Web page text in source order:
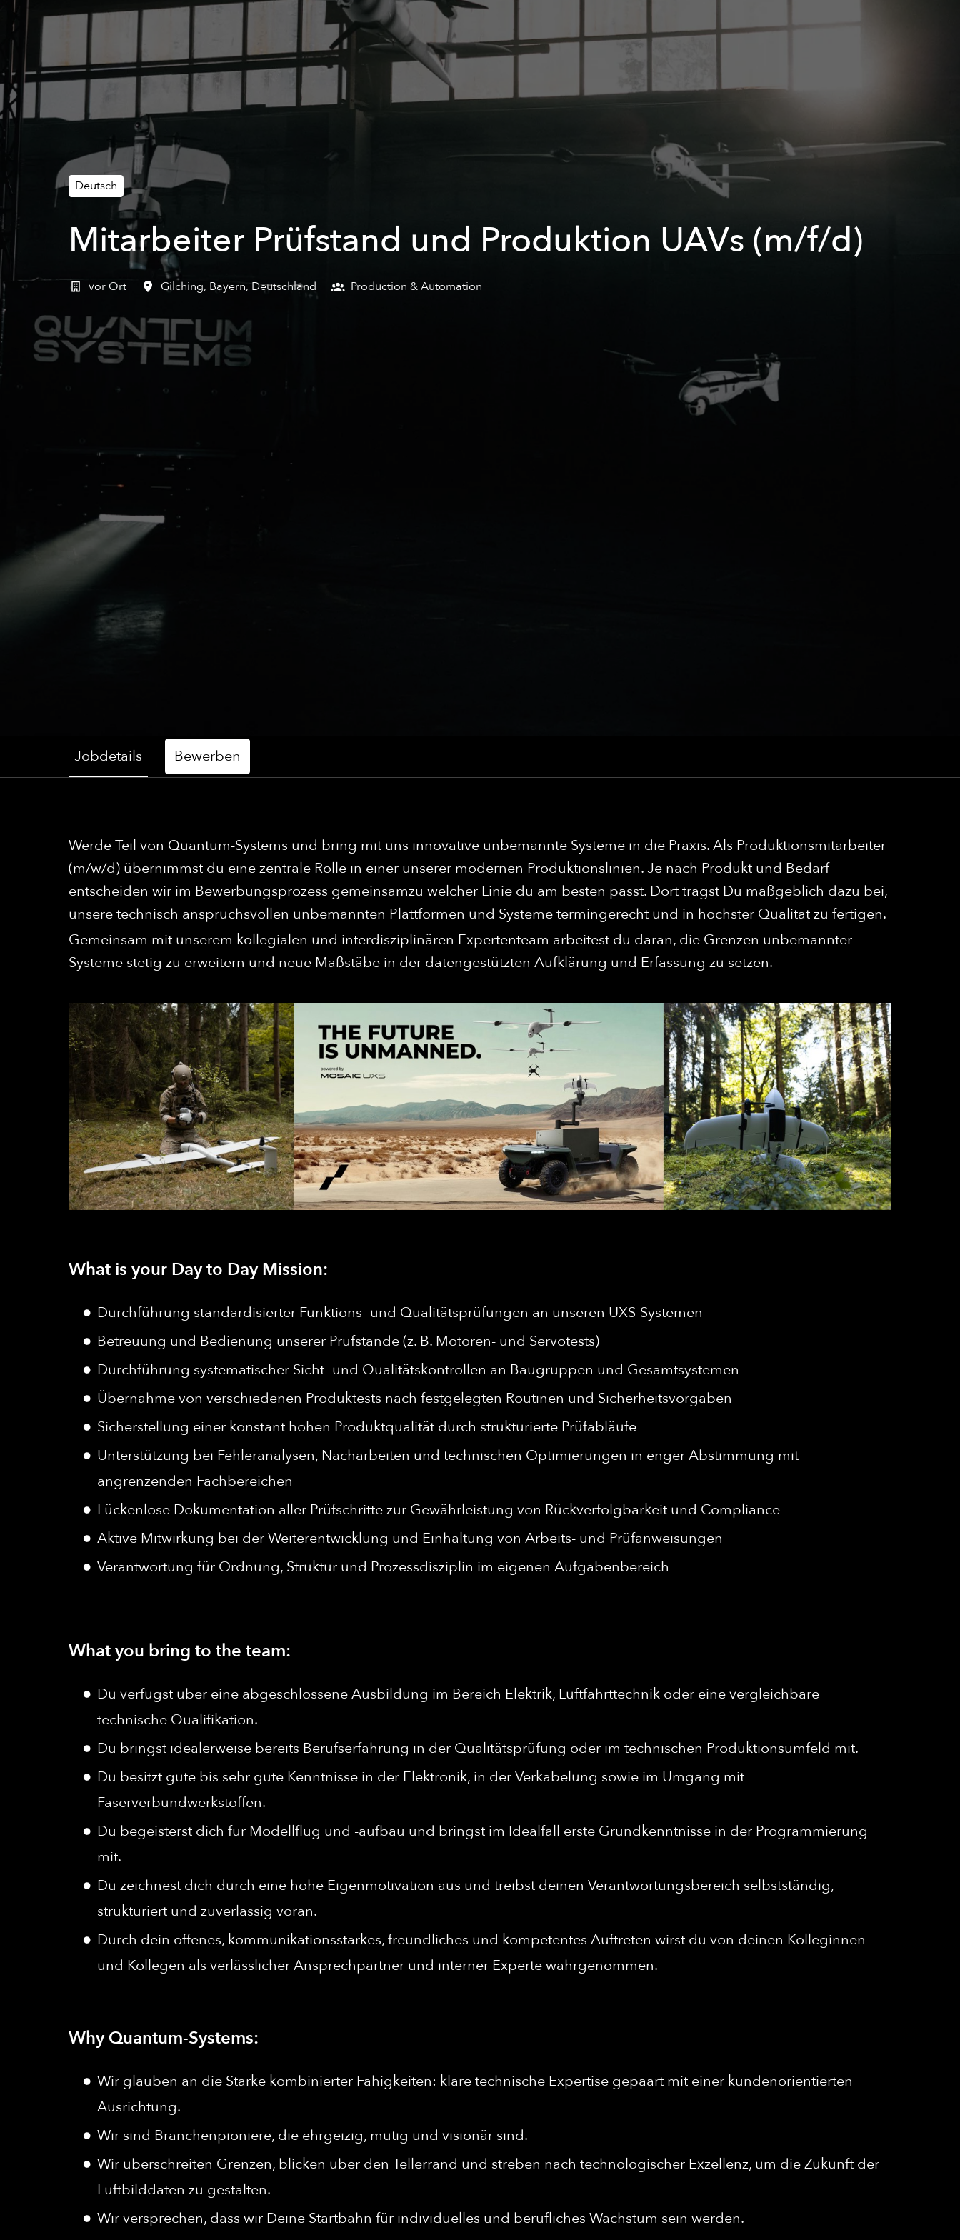
Deutsch
Mitarbeiter Prüfstand und Produktion UAVs (m/f/d)
vor Ort Gilching, Bayern, Deutschland Production & Automation
Jobdetails Bewerben
Werde Teil von Quantum-Systems und bring mit uns innovative unbemannte Systeme in die Praxis. Als Produktionsmitarbeiter
(m/w/d) übernimmst du eine zentrale Rolle in einer unserer modernen Produktionslinien. Je nach Produkt und Bedarf
entscheiden wir im Bewerbungsprozess gemeinsamzu welcher Linie du am besten passt. Dort trägst Du maßgeblich dazu bei,
unsere technisch anspruchsvollen unbemannten Plattformen und Systeme termingerecht und in höchster Qualität zu fertigen.
Gemeinsam mit unserem kollegialen und interdisziplinären Expertenteam arbeitest du daran, die Grenzen unbemannter
Systeme stetig zu erweitern und neue Maßstäbe in der datengestützten Aufklärung und Erfassung zu setzen.
What is your Day to Day Mission:
Durchführung standardisierter Funktions- und Qualitätsprüfungen an unseren UXS-Systemen
Betreuung und Bedienung unserer Prüfstände (z. B. Motoren- und Servotests)
Durchführung systematischer Sicht- und Qualitätskontrollen an Baugruppen und Gesamtsystemen
Übernahme von verschiedenen Produktests nach festgelegten Routinen und Sicherheitsvorgaben
Sicherstellung einer konstant hohen Produktqualität durch strukturierte Prüfabläufe
Unterstützung bei Fehleranalysen, Nacharbeiten und technischen Optimierungen in enger Abstimmung mit
angrenzenden Fachbereichen
Lückenlose Dokumentation aller Prüfschritte zur Gewährleistung von Rückverfolgbarkeit und Compliance
Aktive Mitwirkung bei der Weiterentwicklung und Einhaltung von Arbeits- und Prüfanweisungen
Verantwortung für Ordnung, Struktur und Prozessdisziplin im eigenen Aufgabenbereich
What you bring to the team:
Du verfügst über eine abgeschlossene Ausbildung im Bereich Elektrik, Luftfahrttechnik oder eine vergleichbare
technische Qualifikation.
Du bringst idealerweise bereits Berufserfahrung in der Qualitätsprüfung oder im technischen Produktionsumfeld mit.
Du besitzt gute bis sehr gute Kenntnisse in der Elektronik, in der Verkabelung sowie im Umgang mit
Faserverbundwerkstoffen.
Du begeisterst dich für Modellflug und -aufbau und bringst im Idealfall erste Grundkenntnisse in der Programmierung
mit.
Du zeichnest dich durch eine hohe Eigenmotivation aus und treibst deinen Verantwortungsbereich selbstständig,
strukturiert und zuverlässig voran.
Durch dein offenes, kommunikationsstarkes, freundliches und kompetentes Auftreten wirst du von deinen Kolleginnen
und Kollegen als verlässlicher Ansprechpartner und interner Experte wahrgenommen.
Why Quantum-Systems:
Wir glauben an die Stärke kombinierter Fähigkeiten: klare technische Expertise gepaart mit einer kundenorientierten
Ausrichtung.
Wir sind Branchenpioniere, die ehrgeizig, mutig und visionär sind.
Wir überschreiten Grenzen, blicken über den Tellerrand und streben nach technologischer Exzellenz, um die Zukunft der
Luftbilddaten zu gestalten.
Wir versprechen, dass wir Deine Startbahn für individuelles und berufliches Wachstum sein werden.